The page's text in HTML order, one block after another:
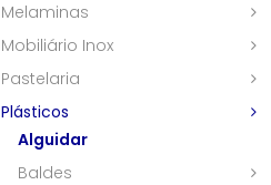
Melaminas
Mobiliário Inox
Pastelaria
Plásticos
Alguidar
Baldes